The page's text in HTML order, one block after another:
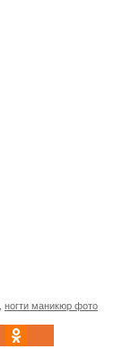
ногти маникюр фото